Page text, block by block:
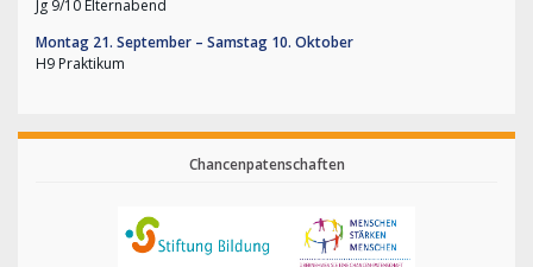
Jg 9/10 Elternabend
Montag 21. September – Samstag 10. Oktober
H9 Praktikum
Chancenpatenschaften